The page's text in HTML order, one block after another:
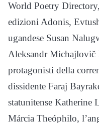
World Poetry
edizioni Adonis,
ugandese Susan
Aleksandr Michajlovič
protagonisti della
dissidente Faraj
statunitense Katherine
Márcia Theóphilo,